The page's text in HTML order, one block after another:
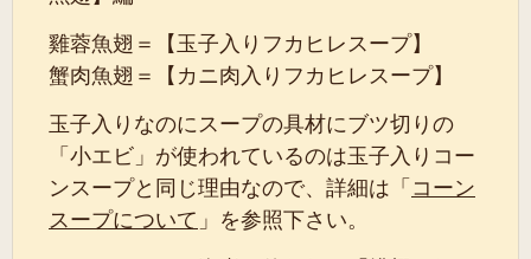
雞蓉魚翅＝【玉子入りフカヒレスープ】
蟹肉魚翅＝【カニ肉入りフカヒレスープ】
玉子入りなのにスープの具材にブツ切りの
「小エビ」が使われているのは玉子入りコー
ンスープと同じ理由なので、詳細は「 コーン
スープについて 」を参照下さい。